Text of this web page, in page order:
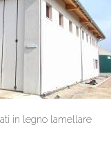
in legno lamellare